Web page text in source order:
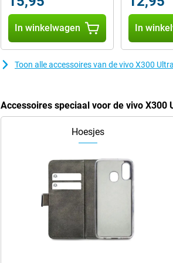
In winkelwagen In
Toon alle accessoires van de vivo X300
Accessoires speciaal voor de vivo X300
Hoesjes